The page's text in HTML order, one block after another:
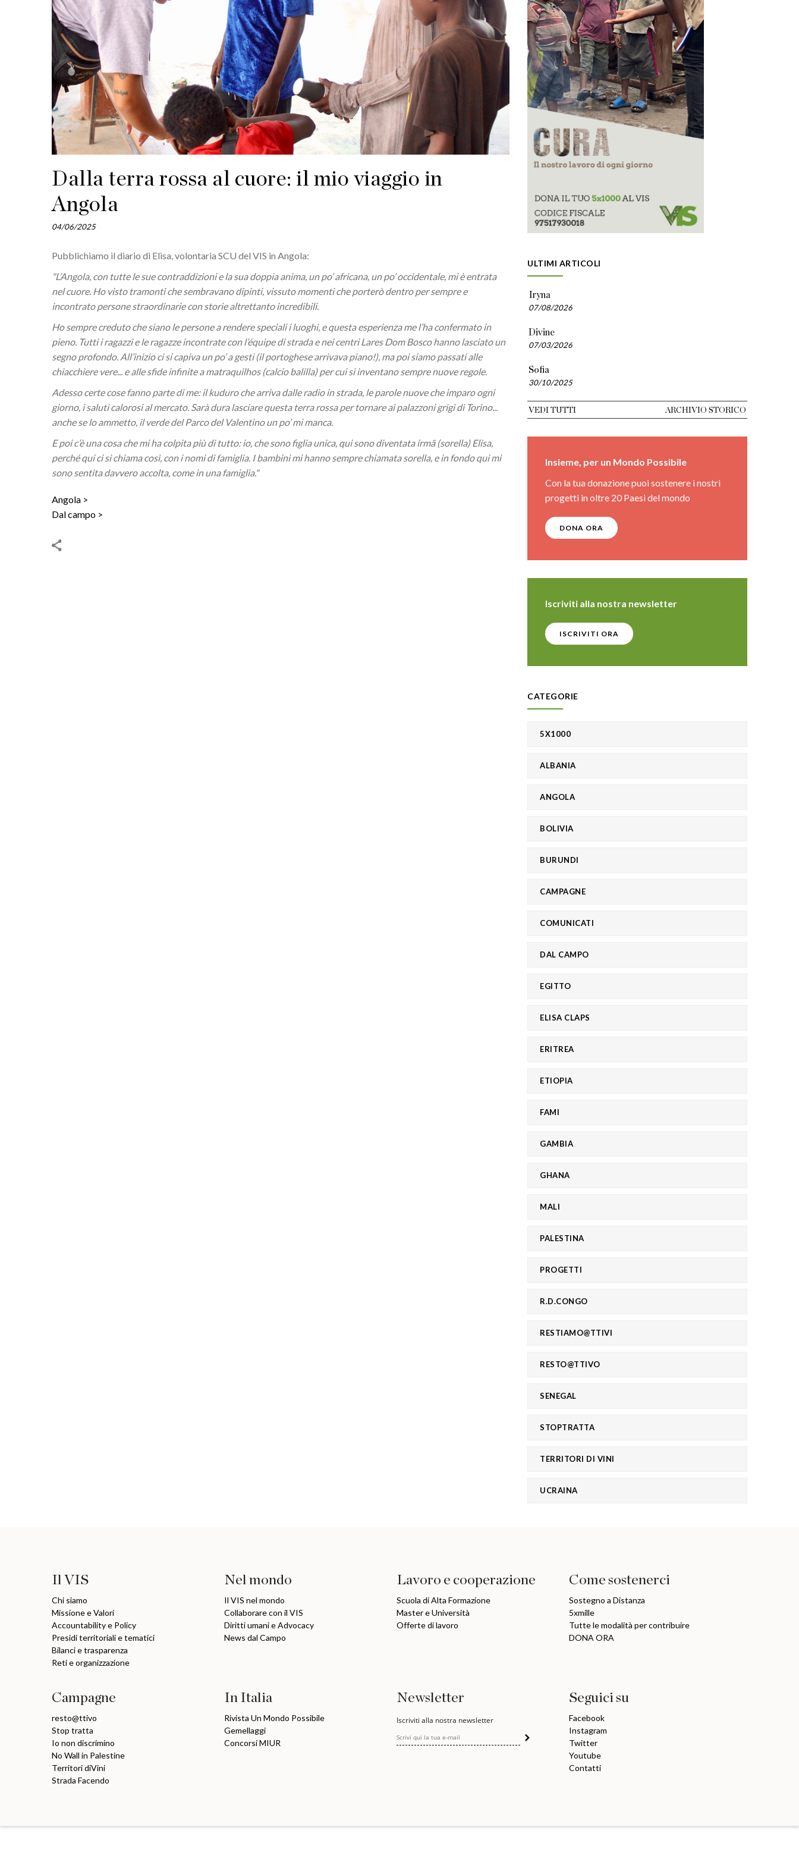
Dalla terra rossa al cuore: il mio viaggio in
Angola
04/06/2025
Pubblichiamo il diario di Elisa, volontaria SCU del VIS in Angola:
"L’Angola, con tutte le sue contraddizioni e la sua doppia anima, un po’ africana, un po’ occidentale, mi è entrata
nel cuore. Ho visto tramonti che sembravano dipinti, vissuto momenti che porterò dentro per sempre e
incontrato persone straordinarie con storie altrettanto incredibili.
Ho sempre creduto che siano le persone a rendere speciali i luoghi, e questa esperienza me l’ha confermato in
pieno. Tutti i ragazzi e le ragazze incontrate con l’équipe di strada e nei centri Lares Dom Bosco hanno lasciato un
segno profondo. All’inizio ci si capiva un po’ a gesti (il portoghese arrivava piano!), ma poi siamo passati alle
chiacchiere vere... e alle sfide infinite a matraquilhos (calcio balilla) per cui si inventano sempre nuove regole.
Adesso certe cose fanno parte di me: il kuduro che arriva dalle radio in strada, le parole nuove che imparo ogni
giorno, i saluti calorosi al mercato. Sarà dura lasciare questa terra rossa per tornare ai palazzoni grigi di Torino...
anche se lo ammetto, il verde del Parco del Valentino un po’ mi manca.
E poi c’è una cosa che mi ha colpita più di tutto: io, che sono figlia unica, qui sono diventata irmã (sorella) Elisa,
perché qui ci si chiama così, con i nomi di famiglia. I bambini mi hanno sempre chiamata sorella, e in fondo qui mi
sono sentita davvero accolta, come in una famiglia."
Angola
Dal campo
ULTIMI ARTICOLI
Iryna
07/08/2026
Divine
07/03/2026
Sofia
30/10/2025
VEDI TUTTI ARCHIVIO STORICO
Insieme, per un Mondo Possibile
Con la tua donazione puoi sostenere i nostri
progetti in oltre 20 Paesi del mondo
DONA ORA
Iscriviti alla nostra newsletter
ISCRIVITI ORA
CATEGORIE
5X1000
ALBANIA
ANGOLA
BOLIVIA
BURUNDI
CAMPAGNE
COMUNICATI
DAL CAMPO
EGITTO
ELISA CLAPS
ERITREA
ETIOPIA
FAMI
GAMBIA
GHANA
MALI
PALESTINA
PROGETTI
R.D.CONGO
RESTIAMO@TTIVI
RESTO@TTIVO
SENEGAL
STOPTRATTA
TERRITORI DI VINI
UCRAINA
Il VIS
Chi siamo
Missione e Valori
Accountability e Policy
Presidi territoriali e tematici
Bilanci e trasparenza
Reti e organizzazione
Nel mondo
Il VIS nel mondo
Collaborare con il VIS
Diritti umani e Advocacy
News dal Campo
Lavoro e cooperazione
Scuola di Alta Formazione
Master e Università
Offerte di lavoro
Come sostenerci
Sostegno a Distanza
5xmille
Tutte le modalità per contribuire
DONA ORA
Campagne
resto@ttivo
Stop tratta
Io non discrimino
No Wall in Palestine
Territori diVini
Strada Facendo
In Italia
Rivista Un Mondo Possibile
Gemellaggi
Concorsi MIUR
Newsletter
Iscriviti alla nostra newsletter
Seguici su
Facebook
Instagram
Twitter
Youtube
Contatti